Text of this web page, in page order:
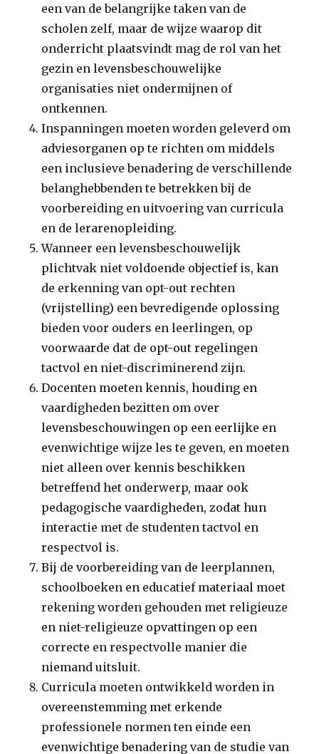
een van de belangrijke taken van de
scholen zelf, maar de wijze waarop dit
onderricht plaatsvindt mag de rol van het
gezin en levensbeschouwelijke
organisaties niet ondermijnen of
ontkennen.
Inspanningen moeten worden geleverd om
adviesorganen op te richten om middels
een inclusieve benadering de verschillende
belanghebbenden te betrekken bij de
voorbereiding en uitvoering van curricula
en de lerarenopleiding.
Wanneer een levensbeschouwelijk
plichtvak niet voldoende objectief is, kan
de erkenning van opt-out rechten
(vrijstelling) een bevredigende oplossing
bieden voor ouders en leerlingen, op
voorwaarde dat de opt-out regelingen
tactvol en niet-discriminerend zijn.
Docenten moeten kennis, houding en
vaardigheden bezitten om over
levensbeschouwingen op een eerlijke en
evenwichtige wijze les te geven, en moeten
niet alleen over kennis beschikken
betreffend het onderwerp, maar ook
pedagogische vaardigheden, zodat hun
interactie met de studenten tactvol en
respectvol is.
Bij de voorbereiding van de leerplannen,
schoolboeken en educatief materiaal moet
rekening worden gehouden met religieuze
en niet-religieuze opvattingen op een
correcte en respectvolle manier die
niemand uitsluit.
Curricula moeten ontwikkeld worden in
overeenstemming met erkende
professionele normen ten einde een
evenwichtige benadering van de studie van